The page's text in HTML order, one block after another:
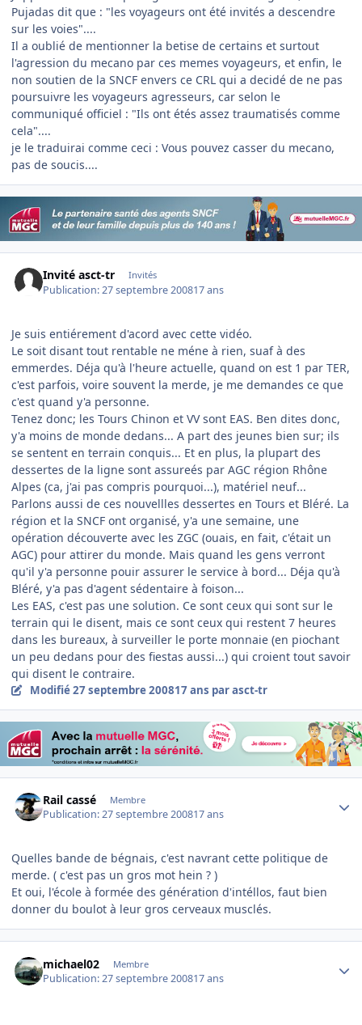
Pujadas dit que : "les voyageurs ont été invités a descendre
sur les voies"....
Il a oublié de mentionner la betise de certains et surtout
l'agression du mecano par ces memes voyageurs, et enfin, le
non soutien de la SNCF envers ce CRL qui a decidé de ne pas
poursuivre les voyageurs agresseurs, car selon le
communiqué officiel : "Ils ont étés assez traumatisés comme
cela"....
je le traduirai comme ceci : Vous pouvez casser du mecano,
pas de soucis....
Invité asct-tr Invités
Publication:27 septembre 200817 ans
Je suis entiérement d'acord avec cette vidéo.
Le soit disant tout rentable ne méne à rien, suaf à des
emmerdes. Déja qu'à l'heure actuelle, quand on est 1 par TER,
c'est parfois, voire souvent la merde, je me demandes ce que
c'est quand y'a personne.
Tenez donc; les Tours Chinon et VV sont EAS. Ben dites donc,
y'a moins de monde dedans... A part des jeunes bien sur; ils
se sentent en terrain conquis... Et en plus, la plupart des
dessertes de la ligne sont assureés par AGC région Rhône
Alpes (ca, j'ai pas compris pourquoi...), matériel neuf...
Parlons aussi de ces nouvellles dessertes en Tours et Bléré. La
région et la SNCF ont organisé, y'a une semaine, une
opération découverte avec les ZGC (ouais, en fait, c'était un
AGC) pour attirer du monde. Mais quand les gens verront
qu'il y'a personne pouir assurer le service à bord... Déja qu'à
Bléré, y'a pas d'agent sédentaire à foison...
Les EAS, c'est pas une solution. Ce sont ceux qui sont sur le
terrain qui le disent, mais ce sont ceux qui restent 7 heures
dans les bureaux, à surveiller le porte monnaie (en piochant
un peu dedans pour des fiestas aussi...) qui croient tout savoir
qui disent le contraire.
Modifié27 septembre 200817 ans par asct-tr
Rail cassé Membre
Publication:27 septembre 200817 ans
Quelles bande de bégnais, c'est navrant cette politique de
merde. ( c'est pas un gros mot hein ? )
Et oui, l'école à formée des génération d'intéllos, faut bien
donner du boulot à leur gros cerveaux musclés.
michael02 Membre
Publication:27 septembre 200817 ans